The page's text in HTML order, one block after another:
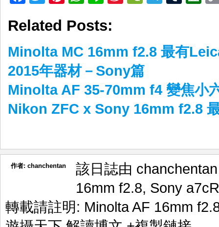
Related Posts:
Minolta MC 16mm f2.8 最有
2015年器材－Sony篇
Minolta AF 35-70mm f4 變焦小
Nikon ZFC x Sony 16mm f2.8
作者: chanchentan
該日誌由
16mm f2.8, Sony a7cR
轉載請註明: Minolta AF 16mm